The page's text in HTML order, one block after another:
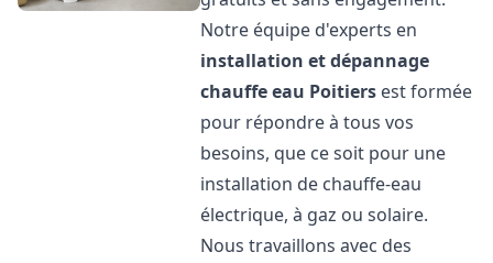
Notre équipe d'experts en
installation et dépannage
chauffe eau Poitiers est formée
pour répondre à tous vos
besoins, que ce soit pour une
installation de chauffe-eau
électrique, à gaz ou solaire.
Nous travaillons avec des